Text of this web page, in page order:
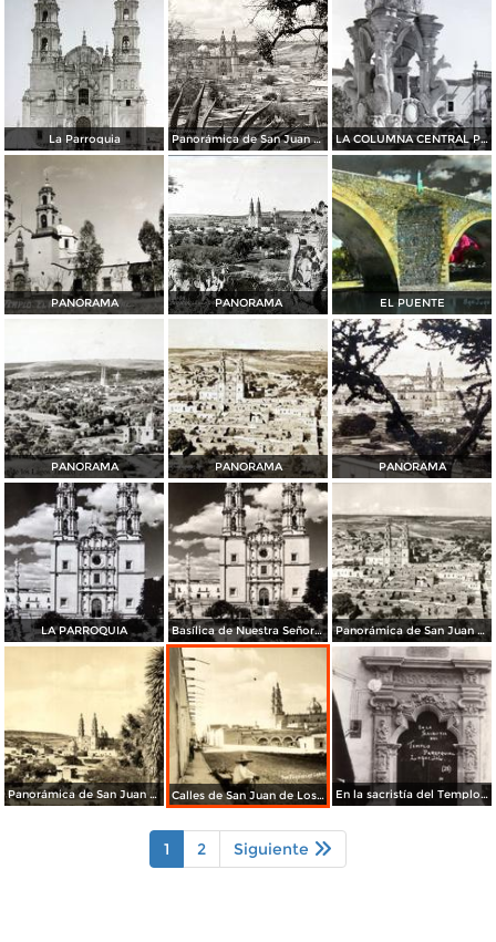
La Parroquia Panorámica de San Juan de los Lagos LA COLUMNA CENTRAL PANORAMA
PANORAMA PANORAMA EL PUENTE
PANORAMA PANORAMA PANORAMA
LA PARROQUIA Basílica de Nuestra Señora de San Juan de los Lagos Panorámica de San Juan de Los Lagos
Panorámica de San Juan de Los Lagos Calles de San Juan de Los Lagos En la sacristía del Templo Parroquial
1 2 Siguiente